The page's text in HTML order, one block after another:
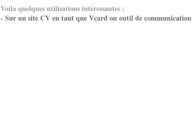
Voila quelques utilisations intéressantes :
- Sur un site CV en tant que Vcard ou outil de communication